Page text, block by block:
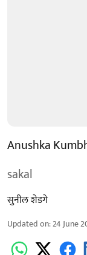
Anushka
sakal
सुनील शेडगे
Updated on:24 June